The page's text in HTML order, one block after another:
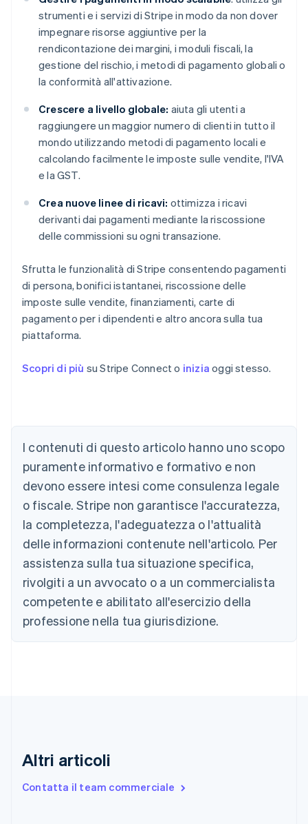
strumenti e i servizi di Stripe in modo da non dover
impegnare risorse aggiuntive per la
rendicontazione dei margini, i moduli fiscali, la
gestione del rischio, i metodi di pagamento globali o
la conformità all'attivazione.
Crescere a livello globale: aiuta gli utenti a
raggiungere un maggior numero di clienti in tutto il
mondo utilizzando metodi di pagamento locali e
calcolando facilmente le imposte sulle vendite, l'IVA
e la GST.
Crea nuove linee di ricavi: ottimizza i ricavi
derivanti dai pagamenti mediante la riscossione
delle commissioni su ogni transazione.
Sfrutta le funzionalità di Stripe consentendo pagamenti
di persona, bonifici istantanei, riscossione delle
imposte sulle vendite, finanziamenti, carte di
pagamento per i dipendenti e altro ancora sulla tua
piattaforma.
Scopri di più su Stripe Connect o inizia oggi stesso.
I contenuti di questo articolo hanno uno scopo
puramente informativo e formativo e non
devono essere intesi come consulenza legale
o fiscale. Stripe non garantisce l'accuratezza,
la completezza, l'adeguatezza o l'attualità
delle informazioni contenute nell'articolo. Per
assistenza sulla tua situazione specifica,
rivolgiti a un avvocato o a un commercialista
competente e abilitato all'esercizio della
professione nella tua giurisdizione.
Altri articoli
Contatta il team commerciale
Australia
Austria
Brasile
Bulgaria
English
Canada
EnglishFrançais
Cina continentale
简体中文English
Cipro
English
Croazia
English
Danimarca
English
Emirati Arabi Uniti
Estonia
Giappone
Gibilterra